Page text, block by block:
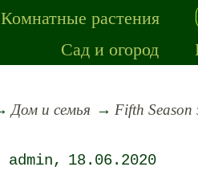
Комнатные растения
Сад и огород
Дом и семья
Fifth Season
admin 18.06.2020